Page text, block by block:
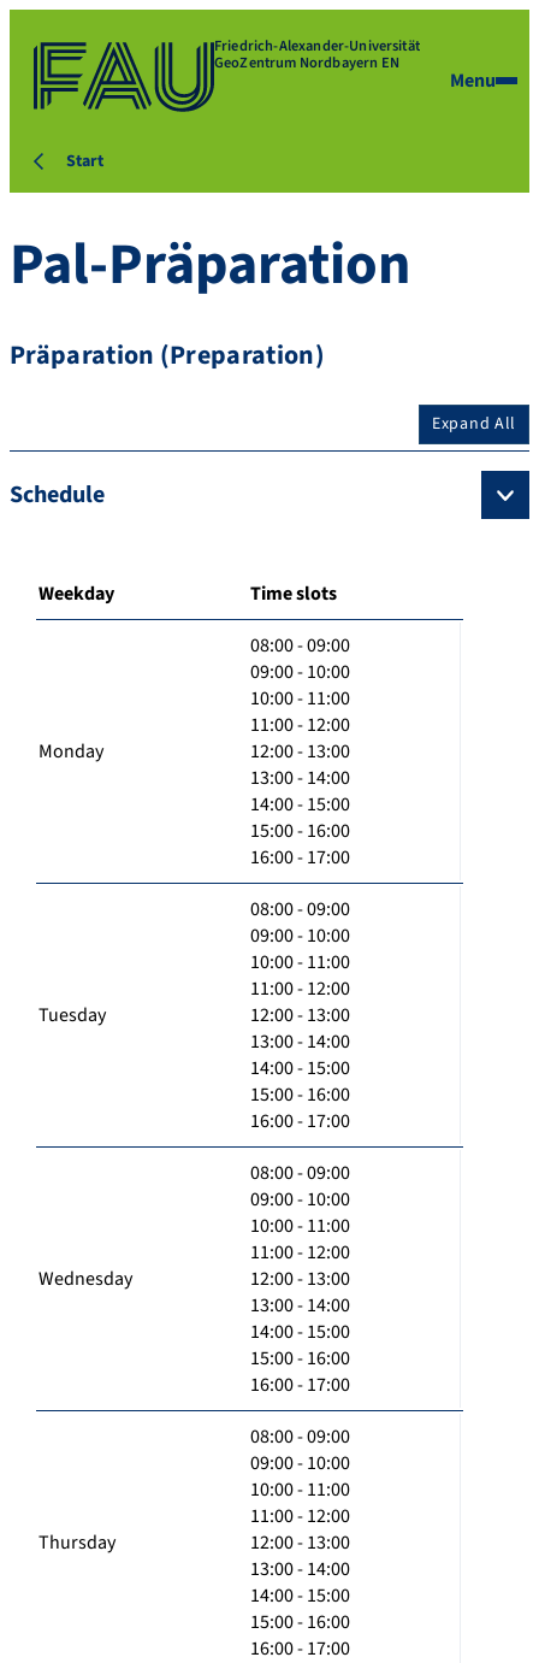
Friedrich-Alexander-Universität
GeoZentrum Nordbayern EN
Menu
Start
Pal-Präparation
Präparation (Preparation)
Expand All
Schedule
Weekday Time slots
Monday
08:00 - 09:00
09:00 - 10:00
10:00 - 11:00
11:00 - 12:00
12:00 - 13:00
13:00 - 14:00
14:00 - 15:00
15:00 - 16:00
16:00 - 17:00
Tuesday
08:00 - 09:00
09:00 - 10:00
10:00 - 11:00
11:00 - 12:00
12:00 - 13:00
13:00 - 14:00
14:00 - 15:00
15:00 - 16:00
16:00 - 17:00
Wednesday
08:00 - 09:00
09:00 - 10:00
10:00 - 11:00
11:00 - 12:00
12:00 - 13:00
13:00 - 14:00
14:00 - 15:00
15:00 - 16:00
16:00 - 17:00
Thursday
08:00 - 09:00
09:00 - 10:00
10:00 - 11:00
11:00 - 12:00
12:00 - 13:00
13:00 - 14:00
14:00 - 15:00
15:00 - 16:00
16:00 - 17:00